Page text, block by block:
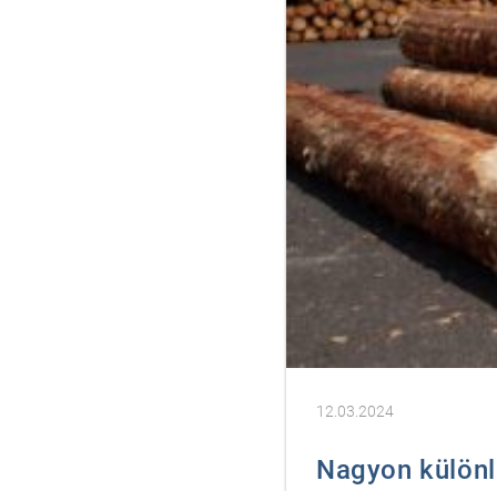
12.03.2024
Nagyon